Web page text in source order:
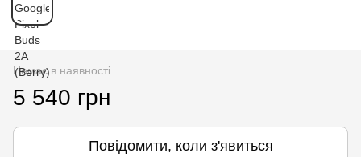
Немає в наявності
5 540 грн
Повідомити, коли з'явиться